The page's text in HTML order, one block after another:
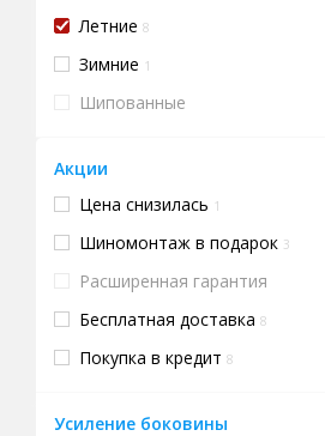
Летние 8
Зимние 1
Шипованные
Акции
Цена снизилась 1
Шиномонтаж в подарок 3
Расширенная гарантия
Бесплатная доставка 8
Покупка в кредит 8
Усиление боковины